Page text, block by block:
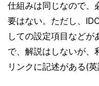
仕組みは同じなので、
要はない。ただし、
しての設定項目などが
で、解説はしないが、
リンクに記述がある(英